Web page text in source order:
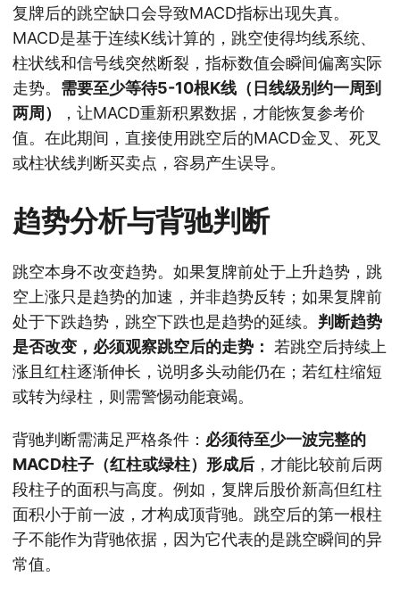
复牌后的跳空缺口会导致MACD指标出现失真。
MACD是基于连续K线计算的，跳空使得均线系统、
柱状线和信号线突然断裂，指标数值会瞬间偏离实际
走势。 需要至少等待5-10根K线（日线级别约一周到
两周）
，让MACD重新积累数据，才能恢复参考价
值。在此期间，直接使用跳空后的MACD金叉、死叉
或柱状线判断买卖点，容易产生误导。
趋势分析与背驰判断
跳空本身不改变趋势。如果复牌前处于上升趋势，跳
空上涨只是趋势的加速，并非趋势反转；如果复牌前
处于下跌趋势，跳空下跌也是趋势的延续。 判断趋势
是否改变，必须观察跳空后的走势：
若跳空后持续上
涨且红柱逐渐伸长，说明多头动能仍在；若红柱缩短
或转为绿柱，则需警惕动能衰竭。
背驰判断需满足严格条件： 必须待至少一波完整的
MACD柱子（红柱或绿柱）形成后 ，才能比较前后两
段柱子的面积与高度。例如，复牌后股价新高但红柱
面积小于前一波，才构成顶背驰。跳空后的第一根柱
子不能作为背驰依据，因为它代表的是跳空瞬间的异
常值。